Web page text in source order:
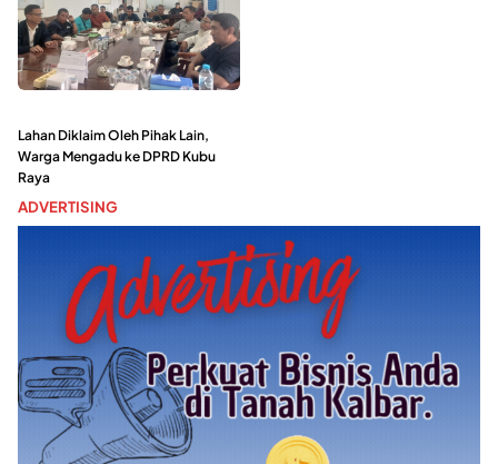
Lahan Diklaim Oleh Pihak Lain,
Warga Mengadu ke DPRD Kubu
Raya
ADVERTISING